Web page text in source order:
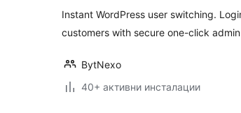
Instant WordPress user switching.
customers with secure one-click
BytNexo
40+ активни инсталации